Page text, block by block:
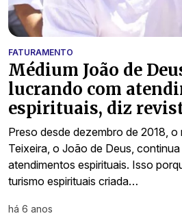
FATURAMENTO
Médium João de
lucrando com
espirituais, diz
Preso desde dezembro de 2018,
Teixeira, o João de Deus,
atendimentos espirituais. Isso
turismo espirituais criada…
há 6 anos